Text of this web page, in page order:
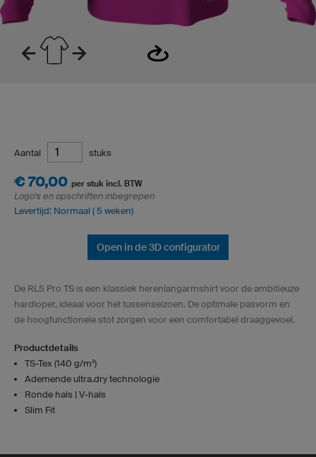
Aantal stuks
€ 70,00 per stuk incl. BTW
Logo's en opschriften inbegrepen
Levertijd: Normaal ( 5 weken)
Open in de 3D configurator
De RL5 Pro TS is een klassiek herenlangarmshirt voor de ambitieuze
hardloper, ideaal voor het tussenseizoen. De optimale pasvorm en
de hoogfunctionele stof zorgen voor een comfortabel draaggevoel.
Productdetails
TS-Tex (140 g/m²)
Ademende ultra.dry technologie
Ronde hals | V-hals
Slim Fit